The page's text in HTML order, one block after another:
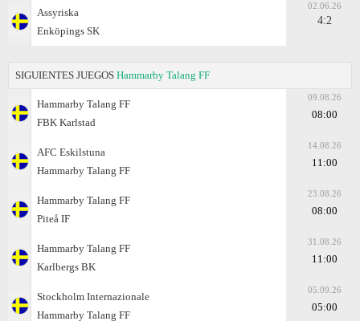
Assyriska
Enköpings SK
02.06.26
4:2
SIGUIENTES JUEGOS Hammarby Talang FF
Hammarby Talang FF
FBK Karlstad
09.08.26
08:00
AFC Eskilstuna
Hammarby Talang FF
14.08.26
11:00
Hammarby Talang FF
Piteå IF
23.08.26
08:00
Hammarby Talang FF
Karlbergs BK
31.08.26
11:00
Stockholm Internazionale
Hammarby Talang FF
05.09.26
05:00